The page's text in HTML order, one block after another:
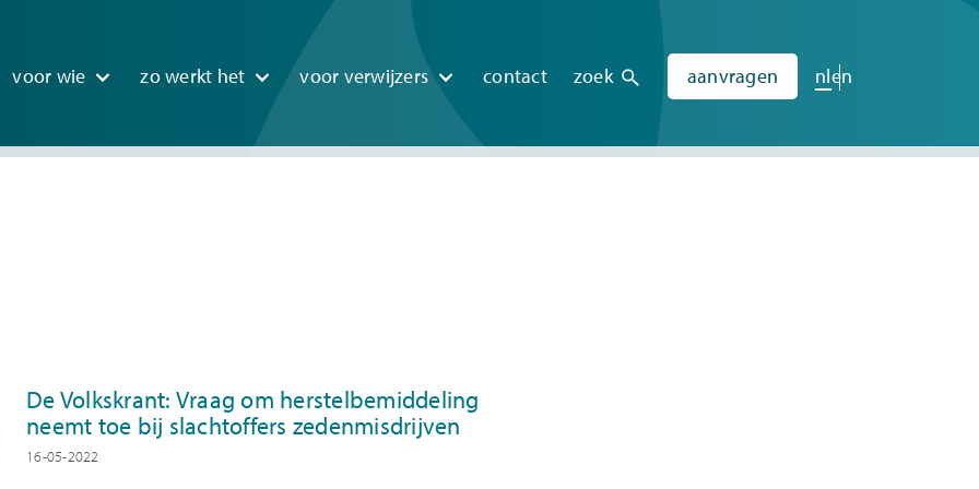
voor wie zo werkt het voor verwijzers contact zoek aanvragen nlen
De Volkskrant: Vraag om herstelbemiddeling
neemt toe bij slachtoffers zedenmisdrijven
16-05-2022